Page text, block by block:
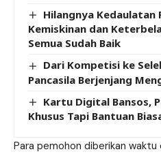
Hilangnya Kedaulatan
Kemiskinan dan
Semua Sudah Baik
Dari Kompetisi ke
Pancasila Berjenjang
Kartu Digital Bansos,
Khusus Tapi Bantuan
Para pemohon diberikan